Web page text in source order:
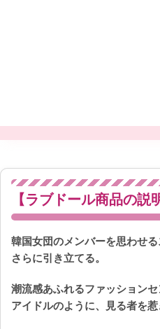
【ラブドール商品の説
韓国女団のメンバーを思わせ
さらに引き立てる。
潮流感あふれるファッション
アイドルのように、見る者を惹